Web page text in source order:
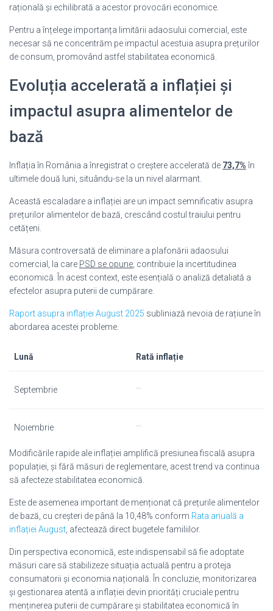
rațională și echilibrată a acestor provocări economice.
Pentru a înțelege importanța limitării adaosului comercial, este
necesar să ne concentrăm pe impactul acestuia asupra prețurilor
de consum, promovând astfel stabilitatea economică.
Evoluția accelerată a inflației și
impactul asupra alimentelor de
bază
Inflația în România a înregistrat o creștere accelerată de 73,7% în
ultimele două luni, situându-se la un nivel alarmant.
Această escaladare a inflației are un impact semnificativ asupra
prețurilor alimentelor de bază, crescând costul traiului pentru
cetățeni.
Măsura controversată de eliminare a plafonării adaosului
comercial, la care PSD se opune , contribuie la incertitudinea
economică. În acest context, este esențială o analiză detaliată a
efectelor asupra puterii de cumpărare.
Raport asupra inflației August 2025 subliniază nevoia de rațiune în
abordarea acestei probleme.
Lună Rată inflație
Septembrie
Noiembrie
Modificările rapide ale inflației amplifică presiunea fiscală asupra
populației, și fără măsuri de reglementare, acest trend va continua
să afecteze stabilitatea economică.
Este de asemenea important de menționat că prețurile alimentelor
de bază, cu creșteri de până la 10,48% conform Rata anuală a
inflației August , afectează direct bugetele familiilor.
Din perspectiva economică, este indispensabil să fie adoptate
măsuri care să stabilizeze situația actuală pentru a proteja
consumatorii și economia națională. În concluzie, monitorizarea
și gestionarea atentă a inflației devin priorități cruciale pentru
menținerea puterii de cumpărare și stabilitatea economică în